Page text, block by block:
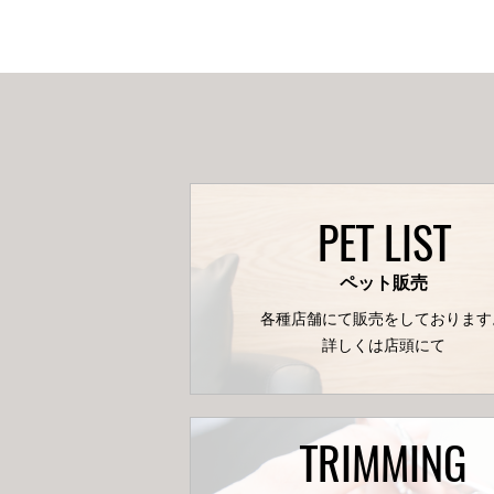
PET LIST
ペット販売
各種店舗にて販売をしておりま
詳しくは店頭にて
TRIMMING